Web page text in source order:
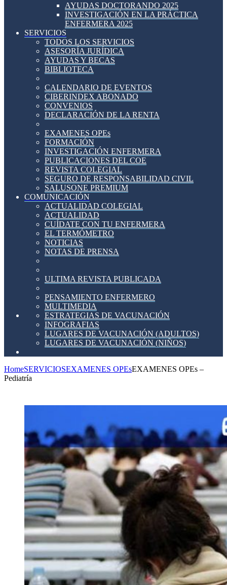
AYUDAS DOCTORANDO 2025
INVESTIGACIÓN EN LA PRÁCTICA
ENFERMERA 2025
SERVICIOS
TODOS LOS SERVICIOS
ASESORÍA JURÍDICA
AYUDAS Y BECAS
BIBLIOTECA
CALENDARIO DE EVENTOS
CIBERINDEX ABONADO
CONVENIOS
DECLARACIÓN DE LA RENTA
EXAMENES OPEs
FORMACIÓN
INVESTIGACIÓN ENFERMERA
PUBLICACIONES DEL COE
REVISTA COLEGIAL
SEGURO DE RESPONSABILIDAD CIVIL
SALUSONE PREMIUM
COMUNICACIÓN
ACTUALIDAD COLEGIAL
ACTUALIDAD
CUÍDATE CON TU ENFERMERA
EL TERMÓMETRO
NOTICIAS
NOTAS DE PRENSA
ULTIMA REVISTA PUBLICADA
PENSAMIENTO ENFERMERO
MULTIMEDIA
ESTRATEGIAS DE VACUNACIÓN
INFOGRAFIAS
LUGARES DE VACUNACIÓN (ADULTOS)
LUGARES DE VACUNACIÓN (NIÑOS)
HomeSERVICIOSEXAMENES OPEsEXAMENES OPEs –
Pediatría